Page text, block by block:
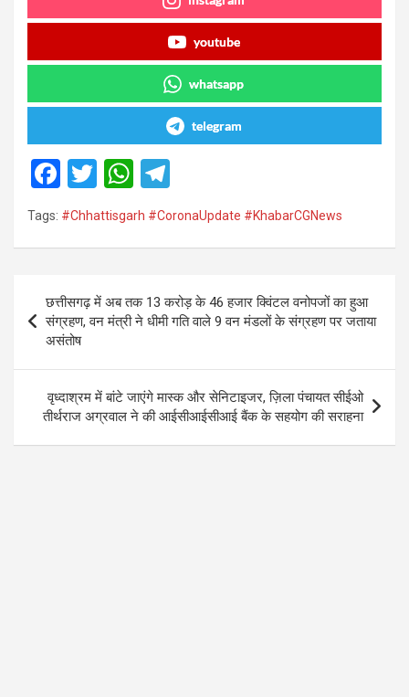
youtube
whatsapp
telegram
F
a
ce
o
o
k
T
wi
tt
W
h
at
A
p
e
a
m
Tags: #Chhattisgarh #CoronaUpdate #KhabarCGNews
navigation
छत्तीसगढ़ में अब तक 13 करोड़ के 46 हजार क्विंटल वनोपजों का हुआ
संग्रहण, वन मंत्री ने धीमी गति वाले 9 वन मंडलों के संग्रहण पर जताया
असंतोष
वृध्दाश्रम में बांटे जाएंगे मास्क और सेनिटाइजर, ज़िला पंचायत सीईओ
तीर्थराज अग्रवाल ने की आईसीआईसीआई बैंक के सहयोग की सराहना